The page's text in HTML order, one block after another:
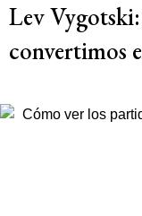
Lev
convertimos